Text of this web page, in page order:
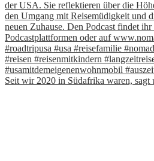
Seit wir 2020 in Südafrika waren, sagt